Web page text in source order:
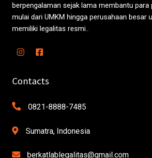
berpengalaman sejak lama membantu para
mulai dari UMKM hingga perusahaan besar
memiliki legalitas resmi..
Contacts
0821-8888-7485
Sumatra, Indonesia
berkatlablegalitas@gmail.com